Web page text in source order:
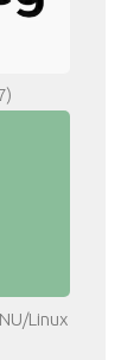
Linux